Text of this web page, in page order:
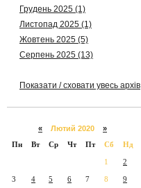
Грудень 2025 (1)
Листопад 2025 (1)
Жовтень 2025 (5)
Серпень 2025 (13)
Показати / сховати увесь архів
« Лютий 2020 »
Пн
Вт Ср Чт Пт Сб Нд
1 2
3 4 5 6 7 8 9